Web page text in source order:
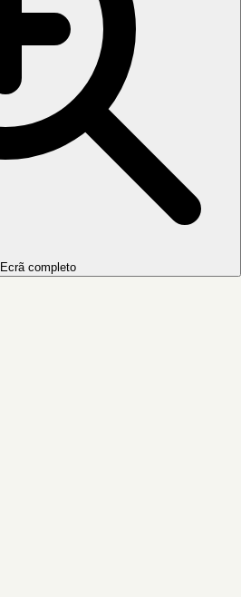
Ecrã completo